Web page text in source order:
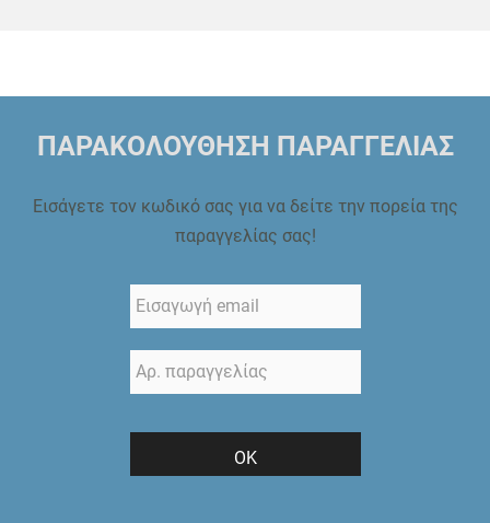
ΠΑΡΑΚΟΛΟΥΘΗΣΗ ΠΑΡΑΓΓΕΛΙΑΣ
Εισάγετε τον κωδικό σας για να δείτε την πορεία της
παραγγελίας σας!
ΟΚ